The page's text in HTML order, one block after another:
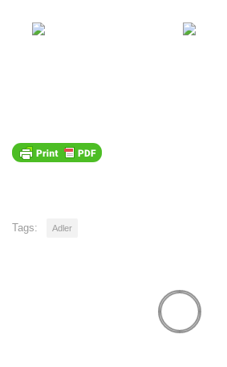
Tags: Adler